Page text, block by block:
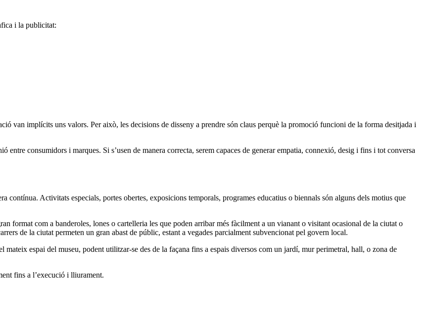
i la publicitat:
van implícits uns valors. Per això, les decisions de disseny a prendre són claus perquè la promoció funcioni de la forma desitjada i
consumidors i marques. Si s’usen de manera correcta, serem capaces de generar empatia, connexió, desig i fins i tot conversa
contínua. Activitats especials, portes obertes, exposicions temporals, programes educatius o biennals són alguns dels motius que
format com a banderoles, lones o cartelleria les que poden arribar més fàcilment a un vianant o visitant ocasional de la ciutat o
de la ciutat permeten un gran abast de públic, estant a vegades parcialment subvencionat pel govern local.
espai del museu, podent utilitzar-se des de la façana fins a espais diversos com un jardí, mur perimetral, hall, o zona de
fins a l’execució i lliurament.